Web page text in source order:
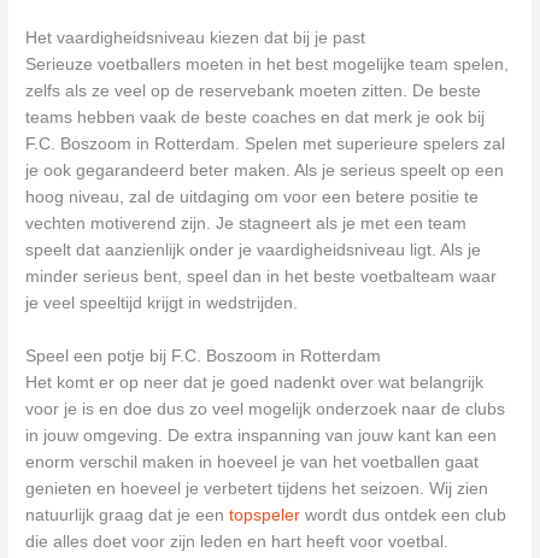
Het vaardigheidsniveau kiezen dat bij je past
Serieuze voetballers moeten in het best mogelijke team spelen,
zelfs als ze veel op de reservebank moeten zitten. De beste
teams hebben vaak de beste coaches en dat merk je ook bij
F.C. Boszoom in Rotterdam. Spelen met superieure spelers zal
je ook gegarandeerd beter maken. Als je serieus speelt op een
hoog niveau, zal de uitdaging om voor een betere positie te
vechten motiverend zijn. Je stagneert als je met een team
speelt dat aanzienlijk onder je vaardigheidsniveau ligt. Als je
minder serieus bent, speel dan in het beste voetbalteam waar
je veel speeltijd krijgt in wedstrijden.
Speel een potje bij F.C. Boszoom in Rotterdam
Het komt er op neer dat je goed nadenkt over wat belangrijk
voor je is en doe dus zo veel mogelijk onderzoek naar de clubs
in jouw omgeving. De extra inspanning van jouw kant kan een
enorm verschil maken in hoeveel je van het voetballen gaat
genieten en hoeveel je verbetert tijdens het seizoen. Wij zien
natuurlijk graag dat je eentopspeler wordt dus ontdek een club
die alles doet voor zijn leden en hart heeft voor voetbal.